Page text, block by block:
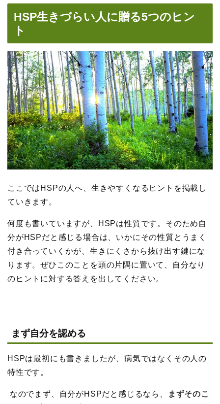
HSP生きづらい人に贈る5つのヒン
ト
ここではHSPの人へ、生きやすくなるヒントを掲載し
ていきます。
何度も書いていますが、HSPは性質です。そのため自
分がHSPだと感じる場合は、いかにその性質とうまく
付き合っていくかが、生きにくさから抜け出す鍵にな
ります。ぜひこのことを頭の片隅に置いて、自分なり
のヒントに対する答えを出してください。
まず自分を認める
HSPは最初にも書きましたが、病気ではなくその人の
特性です。
なのでまず、自分がHSPだと感じるなら、
まずそのこ